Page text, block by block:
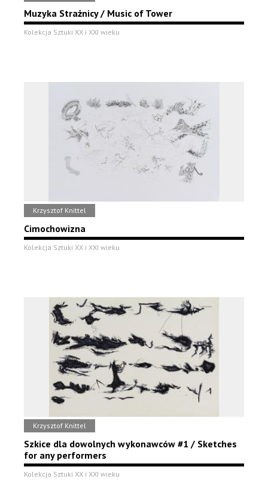
Muzyka Strażnicy / Music of Tower
Kolekcja Sztuki XX i XXI wieku
Krzysztof Knittel
Cimochowizna
Kolekcja Sztuki XX i XXI wieku
Krzysztof Knittel
Szkice dla dowolnych wykonawców #1 / Sketches
for any performers
Kolekcja Sztuki XX i XXI wieku